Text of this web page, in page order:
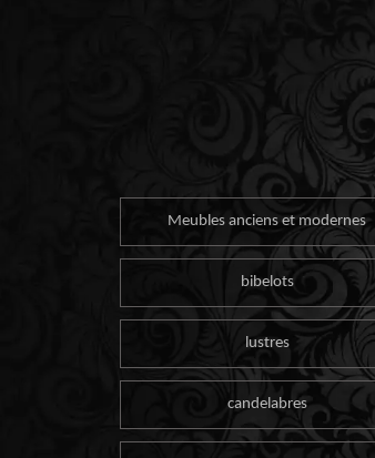
Meubles anciens et modernes
bibelots
lustres
candelabres